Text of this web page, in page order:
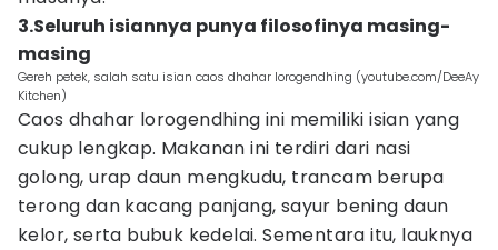
3.Seluruh isiannya punya filosofinya masing-
masing
Gereh petek, salah satu isian caos dhahar lorogendhing (youtube.com/DeeAy
Kitchen)
Caos dhahar lorogendhing ini memiliki isian yang
cukup lengkap. Makanan ini terdiri dari nasi
golong, urap daun mengkudu, trancam berupa
terong dan kacang panjang, sayur bening daun
kelor, serta bubuk kedelai. Sementara itu, lauknya